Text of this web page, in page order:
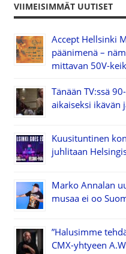
VIIMEISIMMÄT UUTISET
Accept Hellsinki
päänimenä –
mittavan 50V-
Tänään TV:ssä
aikaiseksi ikävän
Kuusituntinen
juhlitaan
Marko Annalan
musaa ei oo
”Halusimme
CMX-yhtyeen